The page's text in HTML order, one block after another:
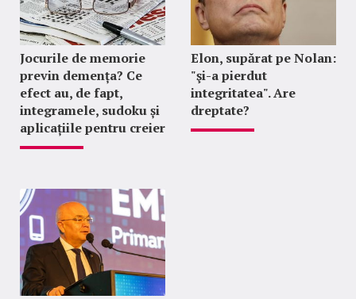
Jocurile de memorie
previn demența? Ce
efect au, de fapt,
integramele, sudoku și
aplicațiile pentru creier
Elon, supărat pe Nolan:
"şi-a pierdut
integritatea". Are
dreptate?